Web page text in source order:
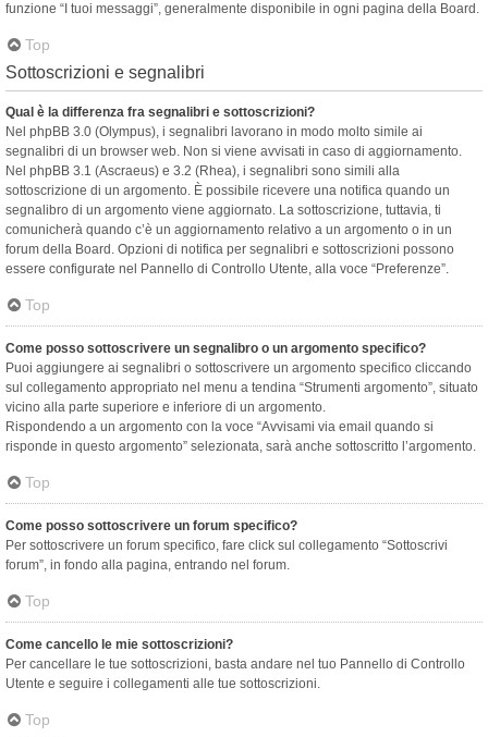
funzione “I tuoi messaggi”, generalmente disponibile in ogni pagina della Board.
Top
Sottoscrizioni e segnalibri
Qual è la differenza fra segnalibri e sottoscrizioni?
Nel phpBB 3.0 (Olympus), i segnalibri lavorano in modo molto simile ai
segnalibri di un browser web. Non si viene avvisati in caso di aggiornamento.
Nel phpBB 3.1 (Ascraeus) e 3.2 (Rhea), i segnalibri sono simili alla
sottoscrizione di un argomento. È possibile ricevere una notifica quando un
segnalibro di un argomento viene aggiornato. La sottoscrizione, tuttavia, ti
comunicherà quando c’è un aggiornamento relativo a un argomento o in un
forum della Board. Opzioni di notifica per segnalibri e sottoscrizioni possono
essere configurate nel Pannello di Controllo Utente, alla voce “Preferenze”.
Top
Come posso sottoscrivere un segnalibro o un argomento specifico?
Puoi aggiungere ai segnalibri o sottoscrivere un argomento specifico cliccando
sul collegamento appropriato nel menu a tendina “Strumenti argomento”, situato
vicino alla parte superiore e inferiore di un argomento.
Rispondendo a un argomento con la voce “Avvisami via email quando si
risponde in questo argomento” selezionata, sarà anche sottoscritto l’argomento.
Top
Come posso sottoscrivere un forum specifico?
Per sottoscrivere un forum specifico, fare click sul collegamento “Sottoscrivi
forum”, in fondo alla pagina, entrando nel forum.
Top
Come cancello le mie sottoscrizioni?
Per cancellare le tue sottoscrizioni, basta andare nel tuo Pannello di Controllo
Utente e seguire i collegamenti alle tue sottoscrizioni.
Top